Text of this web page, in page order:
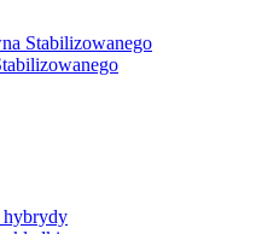
Stabilizowanego
hybrydy